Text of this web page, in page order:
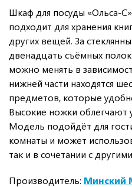
Шкаф для посуды «Ольса-
подходит для хранения
других вещей. За
двенадцать съёмных
можно менять в
нижней части находятся
предметов, которые
Высокие ножки облегчают
Модель подойдёт для
комнаты и может
так и в сочетании с
Производитель: Минский